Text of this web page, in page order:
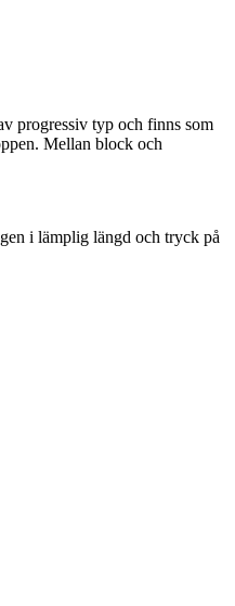
progressiv typ och finns som
Mellan block och
i lämplig längd och tryck på